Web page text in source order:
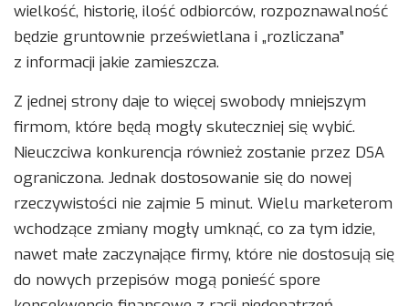
wielkość, historię, ilość odbiorców, rozpoznawalność
będzie gruntownie prześwietlana i „rozliczana”
z informacji jakie zamieszcza.
Z jednej strony daje to więcej swobody mniejszym
firmom, które będą mogły skuteczniej się wybić.
Nieuczciwa konkurencja również zostanie przez DSA
ograniczona. Jednak dostosowanie się do nowej
rzeczywistości nie zajmie 5 minut. Wielu marketerom
wchodzące zmiany mogły umknąć, co za tym idzie,
nawet małe zaczynające firmy, które nie dostosują się
do nowych przepisów mogą ponieść spore